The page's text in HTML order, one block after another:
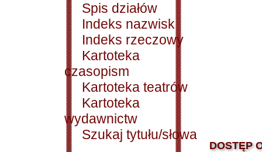
Spis działów
Indeks nazwisk
Indeks rzeczowy
Kartoteka
czasopism
Kartoteka teatrów
Kartoteka
wydawnictw
Szukaj tytułu/słowa
DOSTĘP